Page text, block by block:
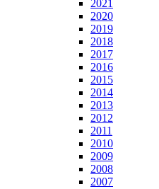
2021
2020
2019
2018
2017
2016
2015
2014
2013
2012
2011
2010
2009
2008
2007